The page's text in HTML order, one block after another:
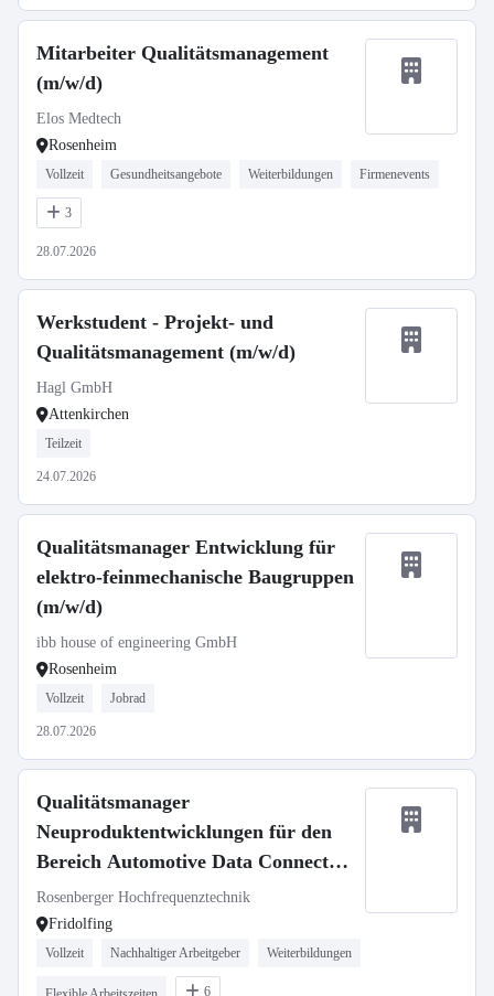
Mitarbeiter Qualitätsmanagement
(m/w/d)
Elos Medtech
Rosenheim
Vollzeit Gesundheitsangebote Weiterbildungen Firmenevents
3
28.07.2026
Werkstudent - Projekt- und
Qualitätsmanagement (m/w/d)
Hagl GmbH
Attenkirchen
Teilzeit
24.07.2026
Qualitätsmanager Entwicklung für
elektro-feinmechanische Baugruppen
(m/w/d)
ibb house of engineering GmbH
Rosenheim
Vollzeit Jobrad
28.07.2026
Qualitätsmanager
Neuproduktentwicklungen für den
Bereich Automotive Data Connector
(m/w/d)
Rosenberger Hochfrequenztechnik
Fridolfing
Vollzeit Nachhaltiger Arbeitgeber Weiterbildungen
6